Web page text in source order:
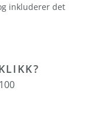
inkluderer det